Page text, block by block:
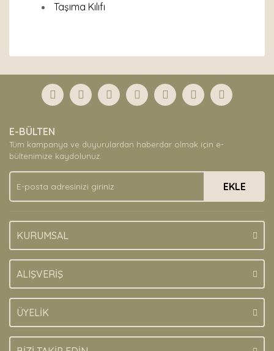
Taşıma Kılıfı
Yorum Yaz
formunu kullanarak tarafımıza iletebilirsiniz.
Görüş ve önerileriniz için teşekkür ederiz.
Ürün açıklamasında eksik bilgiler bulunuyor.
Ürün bilgilerinde hatalar bulunuyor.
Ürün fiyatı diğer sitelerden daha pahalı.
Bu ürüne benzer farklı alternatifler olmalı.
E-BÜLTEN
Tüm kampanya ve duyurulardan haberdar olmak için e-
bültenimize kaydolunuz.
EKLE
KURUMSAL
ALIŞVERİŞ
ÜYELİK